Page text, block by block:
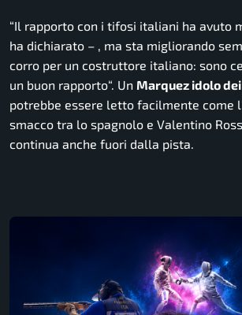
“Il rapporto con i tifosi italiani ha avuto
ha dichiarato – , ma sta migliorando
corro per un costruttore italiano: sono
un buon rapporto“. Un Marquez idolo
potrebbe essere letto facilmente come
smacco tra lo spagnolo e Valentino
continua anche fuori dalla pista.